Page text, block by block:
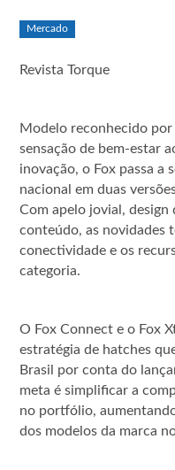
Mercado
Revista Torque
Modelo reconhecido
sensação de bem-estar
inovação, o Fox passa a
nacional em duas
Com apelo jovial,
conteúdo, as novidades
conectividade e os
categoria.
O Fox Connect e o Fox
estratégia de hatches
Brasil por conta do
meta é simplificar a
no portfólio,
dos modelos da marca